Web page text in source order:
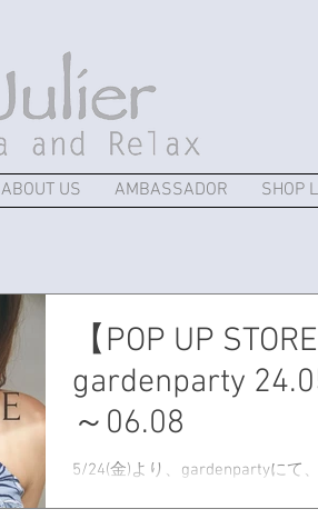
ABOUT US AMBASSADOR SHOP
【POP UP STORE
gardenparty
～06.08
5/24(金)より、gardenpartyにて、